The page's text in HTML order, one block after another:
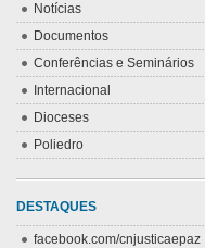
Notícias
Documentos
Conferências e Seminários
Internacional
Dioceses
Poliedro
DESTAQUES
facebook.com/cnjusticaepaz